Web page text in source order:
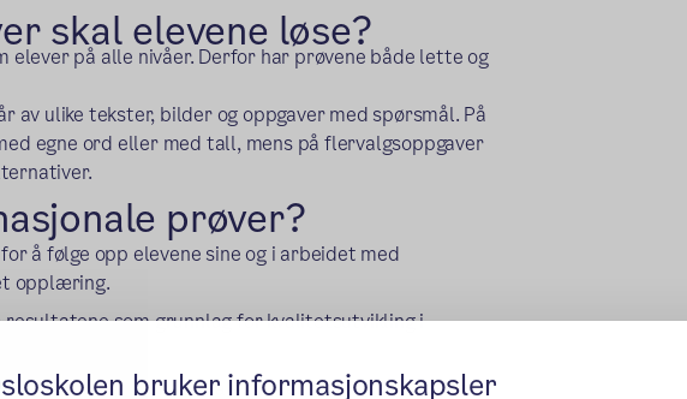
bruker informasjonskapsler
skal elevene løse?
elever på alle nivåer. Derfor har prøvene både lette og
av ulike tekster, bilder og oppgaver med spørsmål. På
egne ord eller med tall, mens på flervalgsoppgaver
prøver?
å følge opp elevene sine og i arbeidet med
opplæring.
resultatene som grunnlag for kvalitetsutvikling i
resultater fra nasjonale prøver til bruk i forskning.